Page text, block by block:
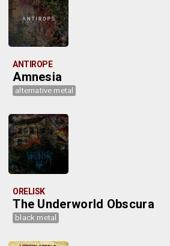
ANTIROPE
Amnesia
alternative metal
ORELISK
The Underworld Obscura
black metal